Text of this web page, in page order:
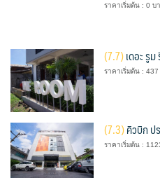
ราคาเริ่มต้น : 0 บ
(7.7)เดอะ รู
ราคาเริ่มต้น :
(7.3)คิวบิก ป
ราคาเริ่มต้น :